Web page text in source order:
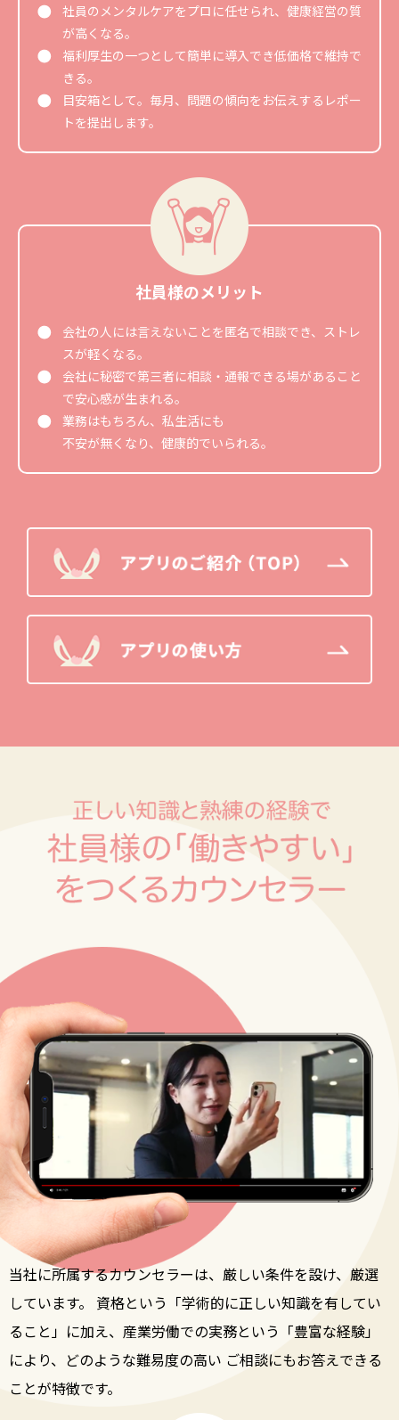
社員のメンタルケアをプロに任せられ、健康経営の質
が高くなる。
福利厚生の一つとして簡単に導入でき低価格で維持で
きる。
目安箱として。毎月、問題の傾向をお伝えするレポー
トを提出します。
社員様のメリット
会社の人には言えないことを匿名で相談でき、ストレ
スが軽くなる。
会社に秘密で第三者に相談・通報できる場があること
で安心感が生まれる。
業務はもちろん、私生活にも
不安が無くなり、健康的でいられる。
当社に所属するカウンセラーは、厳しい条件を設け、厳選
しています。 資格という「学術的に正しい知識を有してい
ること」に加え、 産業労働での実務という「豊富な経験」
により、 どのような難易度の高い ご相談にもお答えできる
ことが特徴です。